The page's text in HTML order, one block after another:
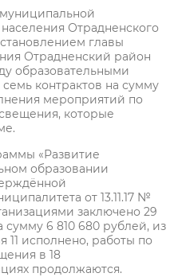
Отрадненского
главы
Отрадненский район
образовательными
контрактов на сумму
мероприятий по
которые
«Развитие
образовании
от 13.11.17 №
заключено 29
сумму 6 810 680 рублей, из
11 исполнено, работы по
в 18
продолжаются.